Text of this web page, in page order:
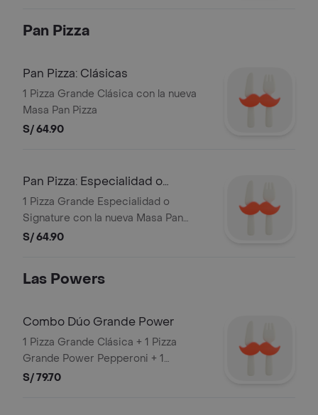
Pan Pizza
Pan Pizza: Clásicas
1 Pizza Grande Clásica con la nueva
Masa Pan Pizza
S/ 64.90
Pan Pizza: Especialidad o
Signature
1 Pizza Grande Especialidad o
Signature con la nueva Masa Pan
Pizza
S/ 64.90
Las Powers
Combo Dúo Grande Power
1 Pizza Grande Clásica + 1 Pizza
Grande Power Pepperoni + 1
Gaseosa 1 L
S/ 79.70